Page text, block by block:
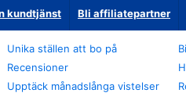
kundtjänst Bli affiliatepartner
Unika ställen att bo på
Recensioner
Upptäck månadslånga vistelser